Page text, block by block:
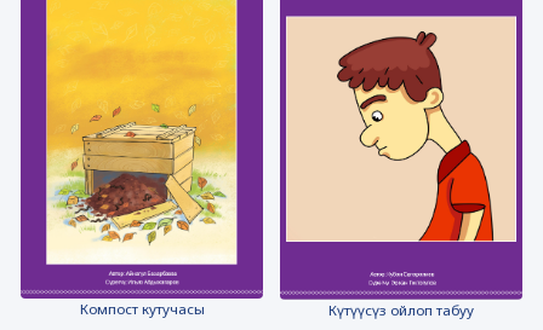
Компост кутучасы Күтүүсүз ойлоп табуу